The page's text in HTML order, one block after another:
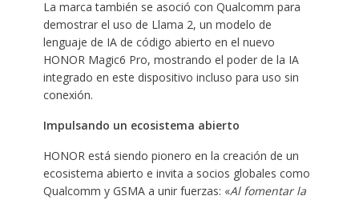
La marca también se asoció con Qualcomm para
demostrar el uso de Llama 2, un modelo de
lenguaje de IA de código abierto en el nuevo
HONOR Magic6 Pro, mostrando el poder de la IA
integrado en este dispositivo incluso para uso sin
conexión.
Impulsando un ecosistema abierto
HONOR está siendo pionero en la creación de un
ecosistema abierto e invita a socios globales como
Qualcomm y GSMA a unir fuerzas: «Al fomentar la